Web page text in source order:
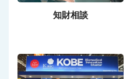
知財相談